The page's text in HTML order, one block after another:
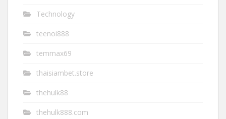
Technology
teenoi888
temmax69
thaisiambet.store
thehulk88
thehulk888.com